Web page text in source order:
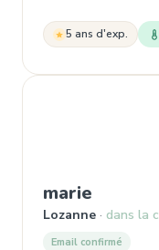
5 ans d'exp.
marie ,
Lozanne dans la
Email confirmé